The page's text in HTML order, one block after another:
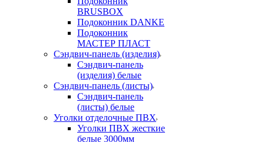
BRUSBOX
Подоконник DANKE
Подоконник
МАСТЕР ПЛАСТ
Сэндвич-панель (изделия)
Сэндвич-панель
(изделия) белые
Сэндвич-панель (листы)
Сэндвич-панель
(листы) белые
Уголки отделочные ПВХ
Уголки ПВХ жесткие
белые 3000мм